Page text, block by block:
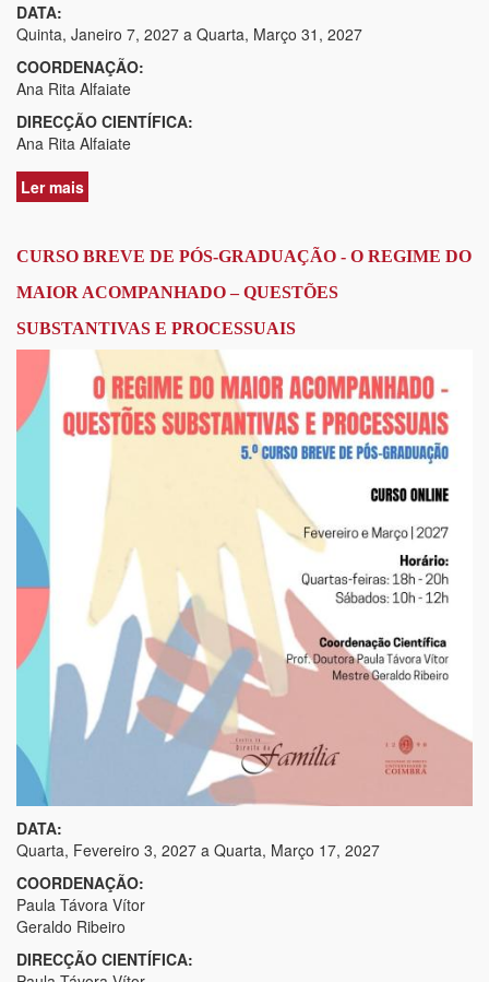
DATA:
Quinta, Janeiro 7, 2027 a Quarta, Março 31, 2027
COORDENAÇÃO:
Ana Rita Alfaiate
DIRECÇÃO CIENTÍFICA:
Ana Rita Alfaiate
Ler mais
de
BREVE
PÓS-
GRADUAÇÃO
EM
CRIANÇAS
E
JOVENS
EM
CURSO BREVE DE PÓS-GRADUAÇÃO - O REGIME DO
MAIOR ACOMPANHADO – QUESTÕES
SUBSTANTIVAS E PROCESSUAIS
DATA:
Quarta, Fevereiro 3, 2027 a Quarta, Março 17, 2027
COORDENAÇÃO:
Paula Távora Vítor
Geraldo Ribeiro
DIRECÇÃO CIENTÍFICA: